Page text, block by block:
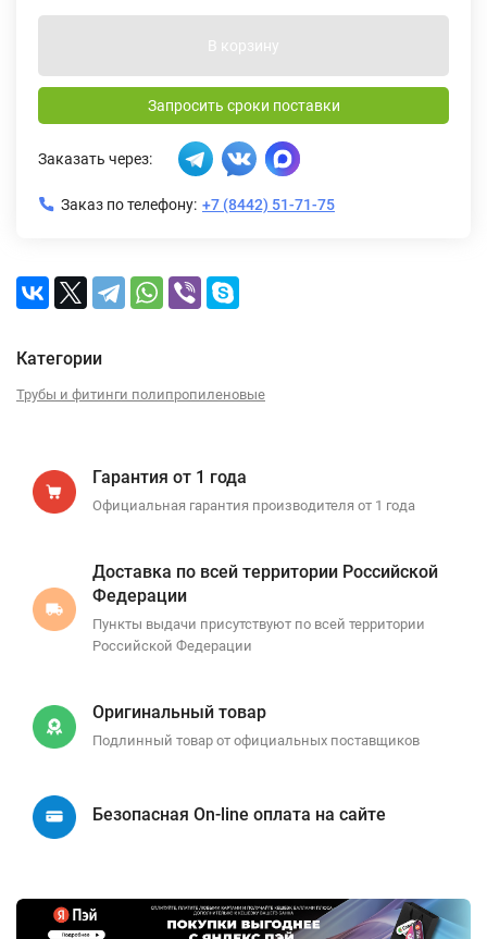
В корзину
Запросить сроки поставки
Заказать через:
Заказ по телефону: +7 (8442) 51-71-75
Категории
Трубы и фитинги полипропиленовые
Гарантия от 1 года
Официальная гарантия производителя от 1 года
Доставка по всей территории Российской
Федерации
Пункты выдачи присутствуют по всей территории
Российской Федерации
Оригинальный товар
Подлинный товар от официальных поставщиков
Безопасная On-line оплата на сайте